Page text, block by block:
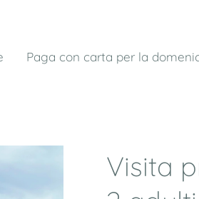
Paga con carta per la
Visita